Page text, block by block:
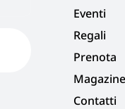
Eventi
Regali
Prenota
Magazine
Contatti